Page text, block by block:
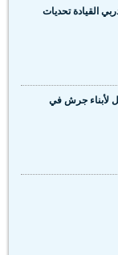
القيادة تحديات
2194 فرصة عمل لأبناء جرش في